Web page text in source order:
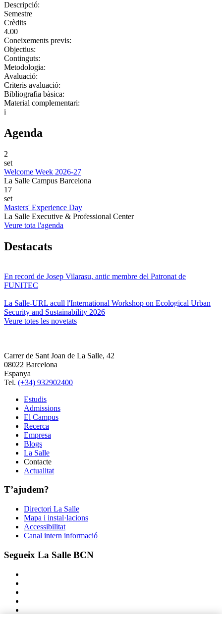
Descripció:
Semestre
Crèdits
4.00
Coneixements previs:
Objectius:
Continguts:
Metodologia:
Avaluació:
Criteris avaluació:
Bibliografia bàsica:
Material complementari:
i
Agenda
2
set
Welcome Week 2026-27
La Salle Campus Barcelona
17
set
Masters' Experience Day
La Salle Executive & Professional Center
Veure tota l'agenda
Destacats
En record de Josep Vilarasu, antic membre del Patronat de
FUNITEC
La Salle-URL acull l'International Workshop on Ecological Urban
Security and Sustainability 2026
Veure totes les novetats
Carrer de Sant Joan de La Salle, 42
08022 Barcelona
Espanya
Tel. (+34) 932902400
Estudis
Admissions
El Campus
Recerca
Empresa
Blogs
La Salle
Contacte
Actualitat
T’ajudem?
Directori La Salle
Mapa i instal·lacions
Accessibilitat
Canal intern informació
Segueix La Salle BCN